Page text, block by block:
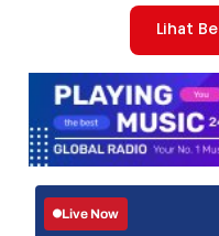
Lihat
Live Now